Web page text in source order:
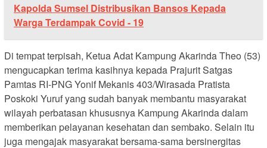
Kapolda Sumsel Distribusikan Bansos Kepada
Warga Terdampak Covid - 19
Di tempat terpisah, Ketua Adat Kampung Akarinda Theo (53)
mengucapkan terima kasihnya kepada Prajurit Satgas
Pamtas RI-PNG Yonif Mekanis 403/Wirasada Pratista
Poskoki Yuruf yang sudah banyak membantu masyarakat
wilayah perbatasan khususnya Kampung Akarinda dalam
memberikan pelayanan kesehatan dan sembako. Selain itu
juga mengajak masyarakat bersama-sama bersinergitas